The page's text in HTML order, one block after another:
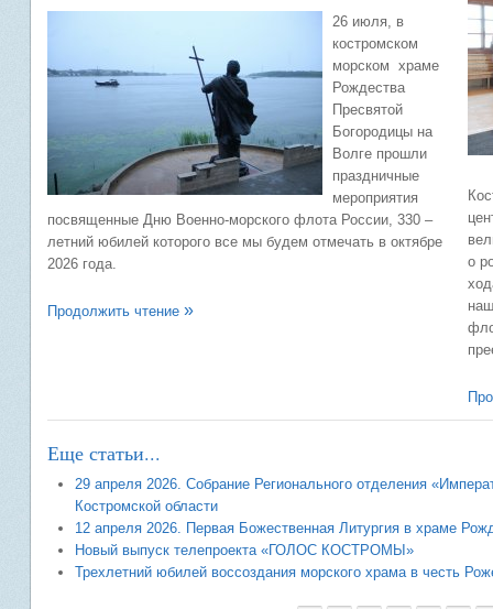
26 июля, в
костромском
морском храме
Рождества
Пресвятой
Богородицы на
Волге прошли
праздничные
мероприятия
посвященные Дню Военно-морского флота России, 330 –
летний юбилей которого все мы будем отмечать в октябре
2026 года.
Продолжить чтение
о
Еще статьи...
29 апреля 2026. Собрание Регионального отделения
Костромской области
12 апреля 2026. Первая Божественная Литургия в храме
Новый выпуск телепроекта «ГОЛОС КОСТРОМЫ»
Трехлетний юбилей воссоздания морского храма в честь